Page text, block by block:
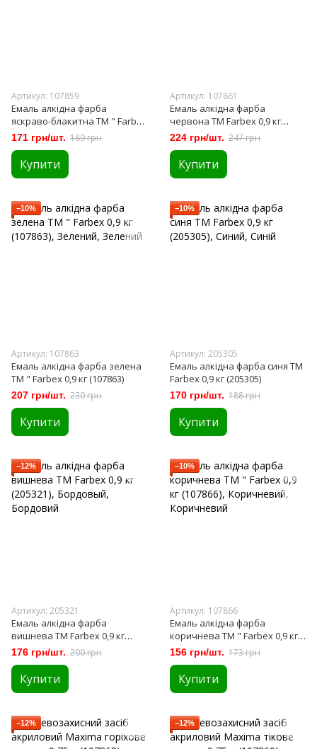
Артикул: 107859
Емаль алкідна фарба
яскраво-блакитна ТМ " Farbex
0,9 кг (107859)
171 грн/шт. 189 грн
Купити
Артикул: 107861
Емаль алкідна фарба
червона ТМ Farbex 0,9 кг
(107861)
224 грн/шт. 247 грн
Купити
−10%
Артикул: 107863
Емаль алкідна фарба зелена
ТМ " Farbex 0,9 кг (107863)
207 грн/шт. 230 грн
Купити
−10%
Артикул: 205305
Емаль алкідна фарба синя ТМ
Farbex 0,9 кг (205305)
170 грн/шт. 188 грн
Купити
−12%
Артикул: 205321
Емаль алкідна фарба
вишнева ТМ Farbex 0,9 кг
(205321)
176 грн/шт. 200 грн
Купити
−10%
Артикул: 107866
Емаль алкідна фарба
коричнева ТМ " Farbex 0,9 кг
(107866)
156 грн/шт. 173 грн
Купити
−12% −12%